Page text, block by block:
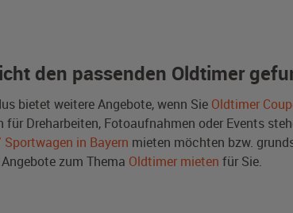
den passenden Oldtimer
bietet weitere Angebote, wenn Sie Oldtimer
für Dreharbeiten, Fotoaufnahmen oder Events
Sportwagen in Bayern mieten möchten bzw.
zum Thema Oldtimer mieten für Sie.